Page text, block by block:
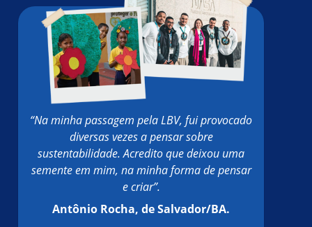
“Na minha passagem pela LBV, fui provocado
diversas vezes a pensar sobre
sustentabilidade. Acredito que deixou uma
semente em mim, na minha forma de pensar
e criar”.
Antônio Rocha, de Salvador/BA.